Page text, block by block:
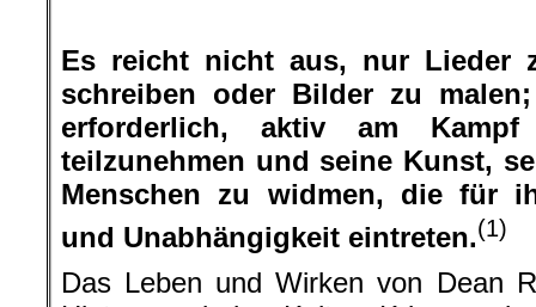
Es reicht nicht aus, nur Lieder
schreiben oder Bilder zu
erforderlich, aktiv am
teilzunehmen und seine Kunst,
Menschen zu widmen, die für
und Unabhängigkeit eintreten.(1)
Das Leben und Wirken von Dean